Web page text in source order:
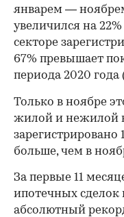
январем —
увеличился на
секторе
67% превышает
периода 2020 года
Только в ноябре
жилой и нежилой
зарегистрировано
больше, чем в
За первые 11
ипотечных сделок
абсолютный